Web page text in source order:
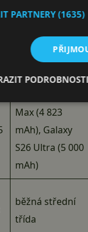
se tak liší podle
Příklad
Max (4 823
mAh), Galaxy
S26 Ultra (5 000
mAh)
běžná střední
třída
PARTNERY
PODROBNOSTI